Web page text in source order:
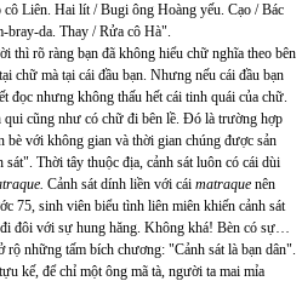
Liên. Hai lít / Bugi ông Hoàng yếu. Cạo / Bác
bray-da. Thay / Rửa cô Hà".
thì rõ ràng bạn đã không hiểu chữ nghĩa theo bên
chữ mà tại cái đầu bạn. Nhưng nếu cái đầu bạn
đọc nhưng không thấu hết cái tinh quái của chữ.
cũng như có chữ đi bên lề. Đó là trường hợp
với không gian và thời gian chúng được sản
Thời tây thuộc địa, cảnh sát luôn có cái dùi
Cảnh sát dính liền với cái matraque nên
75, sinh viên biểu tình liên miên khiến cảnh sát
đôi với sự hung hăng. Không khá! Bèn có sự…
những tấm bích chương: "Cảnh sát là bạn dân".
kế, để chỉ một ông mã tà, người ta mai mỉa